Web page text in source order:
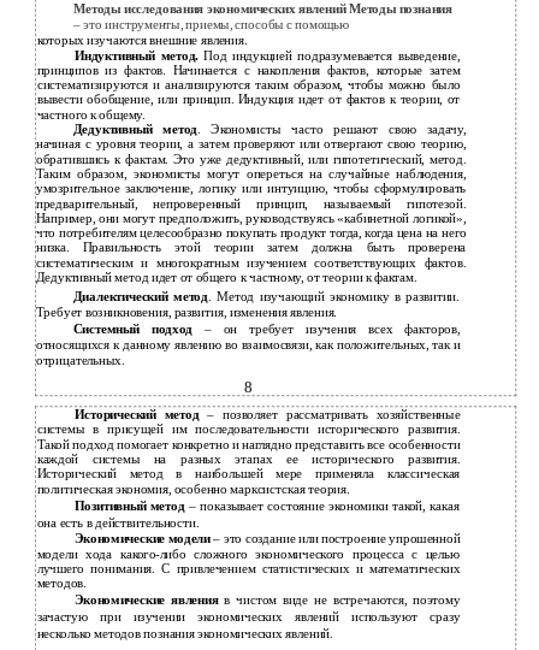
Методы исследования экономических явленийМетоды познания
– это инструменты, приемы, способы с помощью
которых изучаются внешние явления.
Индуктивный метод.Под индукцией подразумевается выведение,
принципов из фактов. Начинается с накопления фактов, которые затем
систематизируются и анализируются таким образом, чтобы можно было
вывести обобщение, или принцип. Индукция идет от фактов к теории, от
частного к общему.
Дедуктивный метод. Экономисты часто решают свою задачу,
начиная с уровня теории, а затем проверяют или отвергают свою теорию,
обратившись к фактам. Это уже дедуктивный, или гипотетический, метод.
Таким образом, экономисты могут опереться на случайные наблюдения,
умозрительное заключение, логику или интуицию, чтобы сформулировать
предварительный, непроверенный принцип, называемый гипотезой.
Например, они могут предположить, руководствуясь «кабинетной логикой»,
что потребителям целесообразно покупать продукт тогда, когда цена на него
низка. Правильность этой теории затем должна быть проверена
систематическим и многократным изучением соответствующих фактов.
Дедуктивный метод идет от общего к частному, от теории к фактам.
Диалектический метод. Метод изучающий экономику в развитии.
Требует возникновения, развития, изменения явления.
Системный подход– он требует изучения всех факторов,
относящихся к данному явлению во взаимосвязи, как положительных, так и
отрицательных.
8
Исторический метод– позволяет рассматривать хозяйственные
системы в присущей им последовательности исторического развития.
Такой подход помогает конкретно и наглядно представить все особенности
каждой системы на разных этапах ее исторического развития.
Исторический метод в наибольшей мере применяла классическая
политическая экономия, особенно марксистская теория.
Позитивный метод– показывает состояние экономики такой, какая
она есть в действительности.
Экономические модели– это создание или построение упрошенной
модели хода какого-либо сложного экономического процесса с целью
лучшего понимания. С привлечением статистических и математических
методов.
Экономические явленияв чистом виде не встречаются, поэтому
зачастую при изучении экономических явлений используют сразу
несколько методов познания экономических явлений.